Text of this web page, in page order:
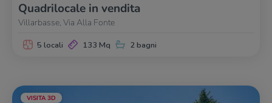
Quadrilocale in vendita
Villarbasse, Via Alla Fonte
5 locali 133 Mq 2 bagni
VISITA 3D